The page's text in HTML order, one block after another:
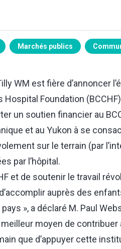
Marchés publics
WM est fière d’annoncer
Hospital Foundation
un soutien financier au
et au Yukon à se
sur le terrain (par
par l’hôpital.
et de soutenir le travail
auprès des
», a déclaré M. Paul
meilleur moyen de contribuer
que d’appuyer cette